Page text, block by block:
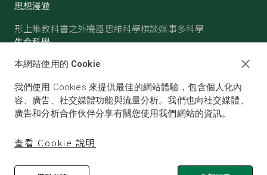
思想漫遊
形上集教科書之外機器思維科學棋談媒事多科學
生命科學
醫學古生物心理學生態學
物理 化學地球科學天文
本網站使用的 Cookie
我們使用 Cookies 來提供最佳的網站體驗，包含個人化內
容、廣告、社交媒體功能與流量分析。我們也向社交媒體、
廣告和分析合作伙伴分享有關您使用我們網站的資訊。
查看 Cookie 說明